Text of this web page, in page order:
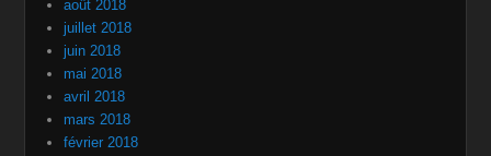
août 2018
juillet 2018
juin 2018
mai 2018
avril 2018
mars 2018
février 2018